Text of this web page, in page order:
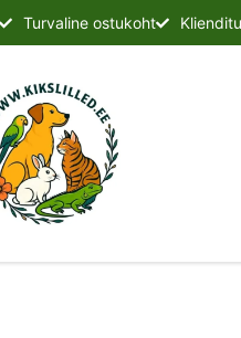
Turvaline ostukoht